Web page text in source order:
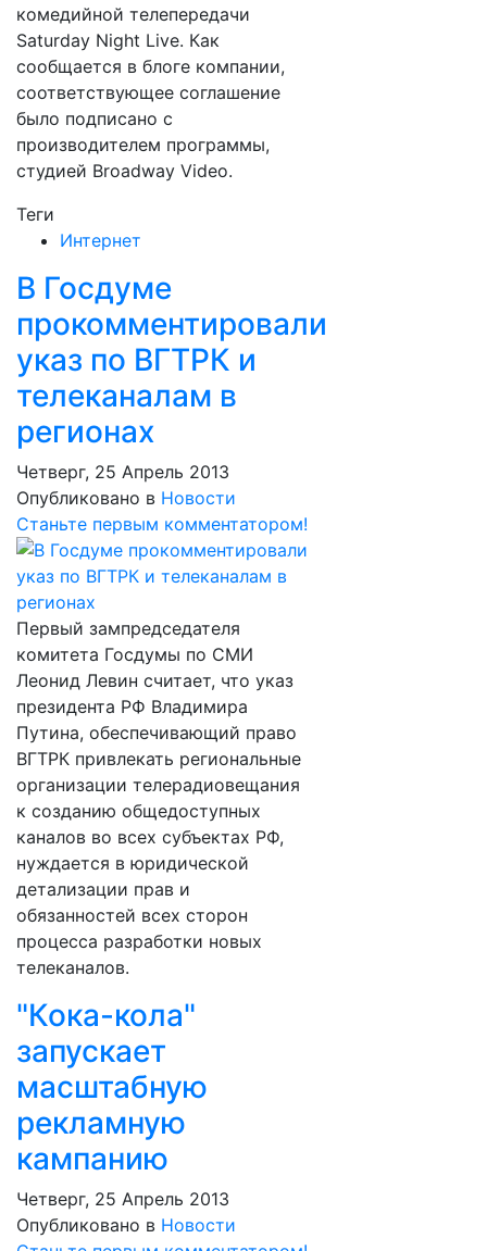
комедийной телепередачи
Saturday Night Live. Как
сообщается в блоге компании,
соответствующее соглашение
было подписано с
производителем программы,
студией Broadway Video.
Теги
Интернет
В Госдуме
прокомментировали
указ по ВГТРК и
телеканалам в
регионах
Четверг, 25 Апрель 2013
Опубликовано в Новости
Станьте первым комментатором!
Первый зампредседателя
комитета Госдумы по СМИ
Леонид Левин считает, что указ
президента РФ Владимира
Путина, обеспечивающий право
ВГТРК привлекать региональные
организации телерадиовещания
к созданию общедоступных
каналов во всех субъектах РФ,
нуждается в юридической
детализации прав и
обязанностей всех сторон
процесса разработки новых
телеканалов.
"Кока-кола"
запускает
масштабную
рекламную
кампанию
Четверг, 25 Апрель 2013
Опубликовано в Новости